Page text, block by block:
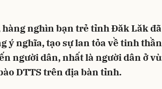
hàng nghìn bạn trẻ tỉnh Đăk Lăk đã
ý nghĩa, tạo sự lan tỏa về tinh thần
người dân, nhất là người dân ở
DTTS trên địa bàn tỉnh.